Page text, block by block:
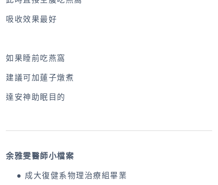
吸收效果最好
如果睡前吃燕窩
建議可加蓮子燉煮
達安神助眠目的
余雅雯醫師小檔案
● 成大復健系物理治療組畢業